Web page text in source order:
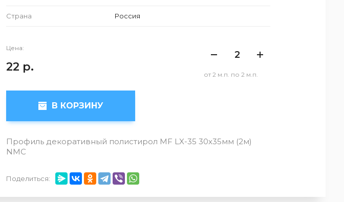
Страна Россия
Цена:
22 р.
от 2 м.п. по 2 м.п.
В КОРЗИНУ
Профиль декоративный полистирол MF LX-35 30x35мм (2м)
NMC
Поделиться: